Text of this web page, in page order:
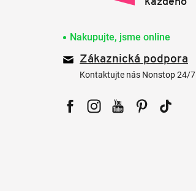
Nakupujte, jsme online
Zákaznická podpora
Kontaktujte nás Nonstop 24/7